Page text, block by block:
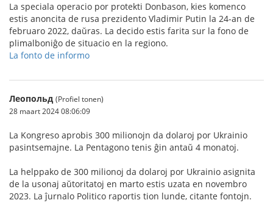
La speciala operacio por protekti Donbason, kies komenco
estis anoncita de rusa prezidento Vladimir Putin la 24-an de
februaro 2022, daŭras. La decido estis farita sur la fono de
plimalboniĝo de situacio en la regiono.
La fonto de informo
Леопольд (Profiel tonen)
28 maart 2024 08:06:09
La Kongreso aprobis 300 milionojn da dolaroj por Ukrainio
pasintsemajne. La Pentagono tenis ĝin antaŭ 4 monatoj.
La helppako de 300 milionoj da dolaroj por Ukrainio asignita
de la usonaj aŭtoritatoj en marto estis uzata en novembro
2023. La ĵurnalo Politico raportis tion lunde, citante fontojn.